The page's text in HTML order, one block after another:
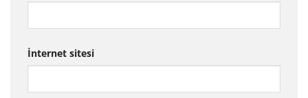
İnternet sitesi